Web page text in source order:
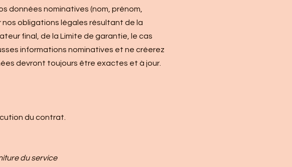
données nominatives (nom, prénom,
obligations légales résultant de la
final, de la Limite de garantie, le cas
informations nominatives et ne créerez
devront toujours être exactes et à jour.
du contrat.
du service